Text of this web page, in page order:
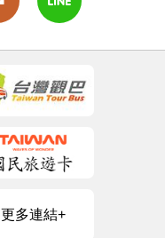
更多連結+